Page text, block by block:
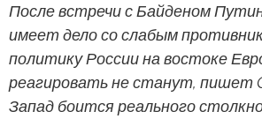
После встречи с Байденом
имеет дело со слабым
политику России на востоке
реагировать не станут, пишет
Запад боится реального